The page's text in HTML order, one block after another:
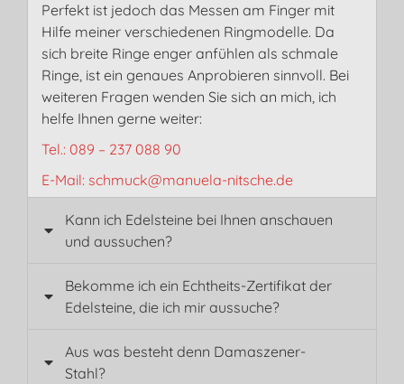
Perfekt ist jedoch das Messen am Finger mit
Hilfe meiner verschiedenen Ringmodelle. Da
sich breite Ringe enger anfühlen als schmale
Ringe, ist ein genaues Anprobieren sinnvoll. Bei
weiteren Fragen wenden Sie sich an mich, ich
helfe Ihnen gerne weiter:
Tel.: 089 – 237 088 90
E-Mail: schmuck@manuela-nitsche.de
Kann ich Edelsteine bei Ihnen anschauen
und aussuchen?
Bekomme ich ein Echtheits-Zertifikat der
Edelsteine, die ich mir aussuche?
Aus was besteht denn Damaszener-
Stahl?